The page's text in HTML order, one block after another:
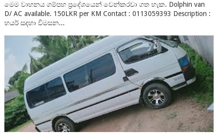
මෙම වාහනය ගම්පහ ප්‍රදේශයෙන් වෙන්කරවා ගත හැක. Dolphin van
D/ AC available. 150LKR per KM Contact : 0113059393 Description :
හයර් සදහා විමසන...